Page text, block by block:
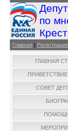
по
Главная | Регистрация
ГЛАВНАЯ
СОВЕТ